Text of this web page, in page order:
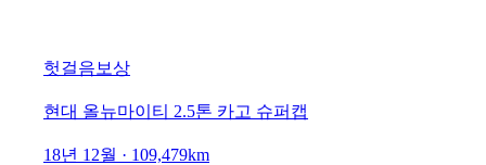
헛걸음보상
현대 올뉴마이티 2.5톤 카고 슈퍼캡
18년 12월 · 109,479km